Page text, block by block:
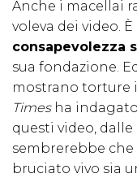
Anche i macellai
voleva dei video.
consapevolezza
sua fondazione.
mostrano torture
Timesha
questi video,
sembrerebbe
bruciato vivo sia